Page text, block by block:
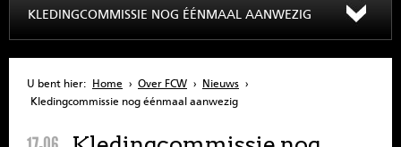
OVER FCW
INFORMATIE
KLEDINGCOMMISSIE NOG ÉÉNMAAL AANWEZIG
U bent hier: Home › Over FCW › Nieuws ›
Kledingcommissie nog éénmaal aanwezig